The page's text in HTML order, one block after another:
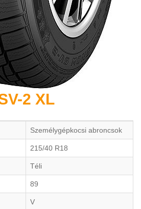
2 XL
Személygépkocsi abroncsok
215/40 R18
Téli
89
V